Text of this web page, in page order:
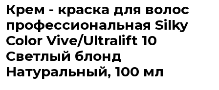
Крем - краска для волос
профессиональная Silky
Color Vive/Ultralift 10
Светлый блонд
Натуральный, 100 мл